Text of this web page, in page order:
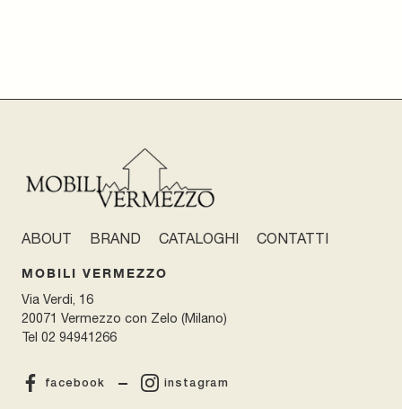
ABOUT BRAND CATALOGHI CONTATTI
MOBILI VERMEZZO
Via Verdi, 16
20071 Vermezzo con Zelo (Milano)
Tel 02 94941266
facebook instagram